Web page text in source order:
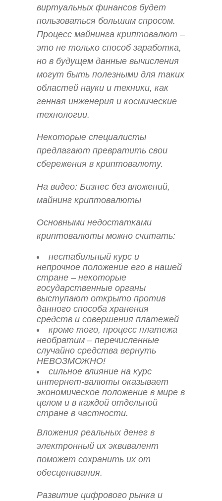
виртуальных финансов будет
пользоваться большим спросом.
Процесс майнинга криптовалют –
это не только способ заработка,
но в будущем данные вычисления
могут быть полезными для таких
областей науки и техники, как
генная инженерия и космические
технологии.
Некоторые специалисты
предлагают превратить свои
сбережения в криптовалюту.
На видео: Бизнес без вложений,
майнинг криптовалюты
Основными недостатками
криптовалюты можно считать:
нестабильный курс и
непрочное положение его в нашей
стране – некоторые
государственные органы
выступают открыто против
данного способа хранения
средств и совершения платежей
кроме того, процесс платежа
необратим – перечисленные
случайно средства вернуть
НЕВОЗМОЖНО!
сильное влияние на курс
интернет-валюты оказывает
экономическое положение в мире в
целом и в каждой отдельной
стране в частности.
Вложения реальных денег в
электронный их эквивалент
поможет сохранить их от
обесценивания.
Развитие цифрового рынка и